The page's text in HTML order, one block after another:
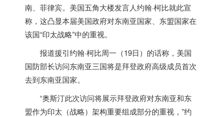
南、菲律宾。美国五角大楼发言人约翰·柯比就此宣
称，这凸显本届美国政府对东南亚国家、东盟国家在
该国“印太战略”中的重视。
报道援引约翰·柯比周一（19日）的话称，美国
国防部长访问东南亚三国将是拜登政府高级成员首次
去到东南亚国家。
“奥斯汀此次访问将展示拜登政府对东南亚和东
盟作为印太（战略）架构重要组成部分的重视，”约